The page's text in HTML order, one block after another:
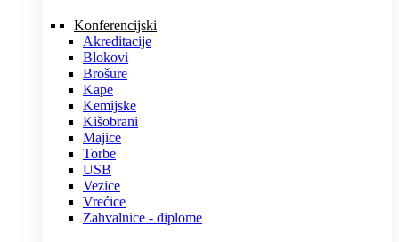
Konferencijski
Akreditacije
Blokovi
Brošure
Kape
Kemijske
Kišobrani
Majice
Torbe
USB
Vezice
Vrećice
Zahvalnice - diplome